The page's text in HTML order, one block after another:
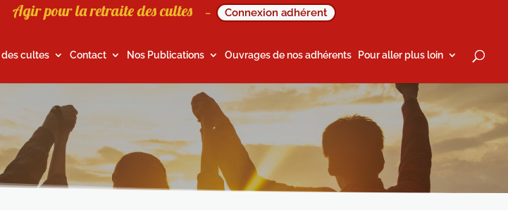
Agir pour la retraite des cultes – Connexion adhérent
des cultes Contact Nos Publications Ouvrages de nos adhérents Pour aller plus loin